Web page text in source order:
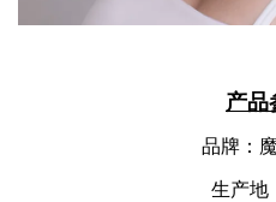
产品
品牌：
生产地